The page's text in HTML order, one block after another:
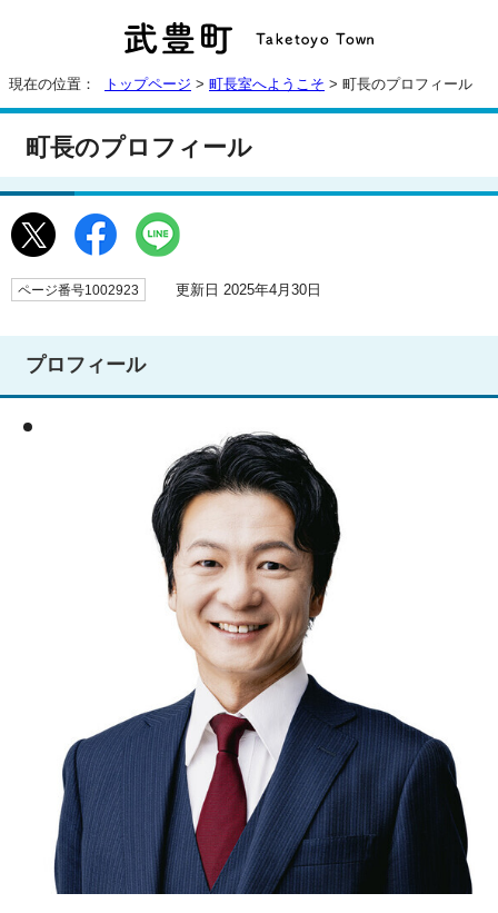
現在の位置： トップページ > 町長室へようこそ > 町長のプロフィール
町長のプロフィール
ページ番号1002923 更新日 2025年4月30日
プロフィール